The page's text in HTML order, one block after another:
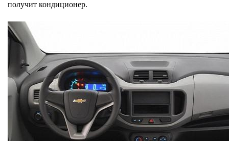
получит кондиционер.